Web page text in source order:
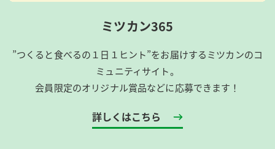
ミツカン365
”つくると食べるの１日１ヒント”をお届けするミツカンのコ
ミュニティサイト。
会員限定のオリジナル賞品などに応募できます！
詳しくはこちら